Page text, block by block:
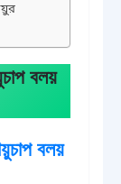
বলয়
বলয়